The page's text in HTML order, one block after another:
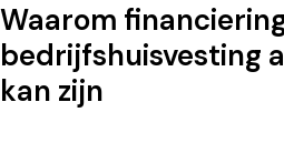
Waarom
bedrijfshuisvesting
kan zijn